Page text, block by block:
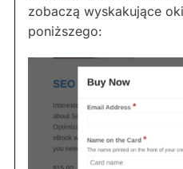
zobaczą wyskakujące
poniższego: